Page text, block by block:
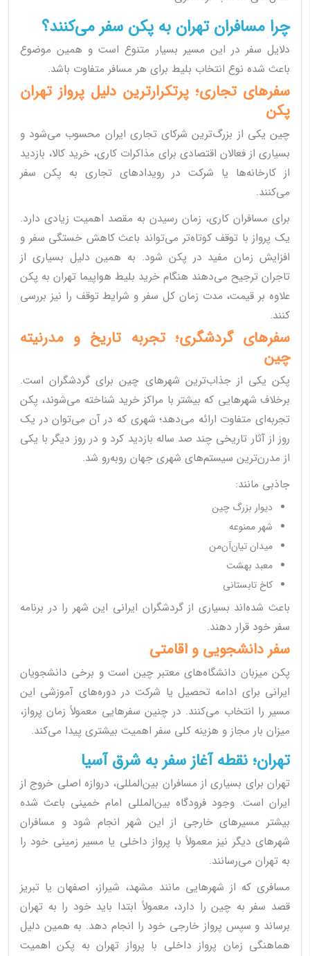
چرا مسافران تهران به پکن سفر می‌کنند؟
دلایل سفر در این مسیر بسیار متنوع است و همین موضوع
باعث شده نوع انتخاب بلیط برای هر مسافر متفاوت باشد.
سفرهای تجاری؛ پرتکرارترین دلیل پرواز تهران
پکن
چین یکی از بزرگ‌ترین شرکای تجاری ایران محسوب می‌شود و
بسیاری از فعالان اقتصادی برای مذاکرات کاری، خرید کالا، بازدید
از کارخانه‌ها یا شرکت در رویدادهای تجاری به پکن سفر
می‌کنند.
برای مسافران کاری، زمان رسیدن به مقصد اهمیت زیادی دارد.
یک پرواز با توقف کوتاه‌تر می‌تواند باعث کاهش خستگی سفر و
افزایش زمان مفید در پکن شود. به همین دلیل بسیاری از
تاجران ترجیح می‌دهند هنگام خرید بلیط هواپیما تهران به پکن
علاوه بر قیمت، مدت زمان کل سفر و شرایط توقف را نیز بررسی
کنند.
سفرهای گردشگری؛ تجربه تاریخ و مدرنیته
چین
پکن یکی از جذاب‌ترین شهرهای چین برای گردشگران است.
برخلاف شهرهایی که بیشتر با مراکز خرید شناخته می‌شوند، پکن
تجربه‌ای متفاوت ارائه می‌دهد؛ شهری که در آن می‌توان در یک
روز از آثار تاریخی چند صد ساله بازدید کرد و در روز دیگر با یکی
از مدرن‌ترین سیستم‌های شهری جهان روبه‌رو شد.
جاذبی مانند:
دیوار بزرگ چین
شهر ممنوعه
میدان تیان‌آن‌من
معبد بهشت
کاخ تابستانی
باعث شده‌اند بسیاری از گردشگران ایرانی این شهر را در برنامه
سفر خود قرار دهند.
سفر دانشجویی و اقامتی
پکن میزبان دانشگاه‌های معتبر چین است و برخی دانشجویان
ایرانی برای ادامه تحصیل یا شرکت در دوره‌های آموزشی این
مسیر را انتخاب می‌کنند. در چنین سفرهایی معمولاً زمان پرواز،
میزان بار مجاز و هزینه کلی سفر اهمیت بیشتری پیدا می‌کند.
تهران؛ نقطه آغاز سفر به شرق آسیا
تهران برای بسیاری از مسافران بین‌المللی، دروازه اصلی خروج از
ایران است. وجود فرودگاه بین‌المللی امام خمینی باعث شده
بیشتر مسیرهای خارجی از این شهر انجام شود و مسافران
شهرهای دیگر نیز معمولاً با پرواز داخلی یا مسیر زمینی خود را
به تهران می‌رسانند.
مسافری که از شهرهایی مانند مشهد، شیراز، اصفهان یا تبریز
قصد سفر به چین را دارد، معمولاً ابتدا باید خود را به تهران
برساند و سپس پرواز خارجی خود را انجام دهد. به همین دلیل
هماهنگی زمان پرواز داخلی با پرواز تهران به پکن اهمیت